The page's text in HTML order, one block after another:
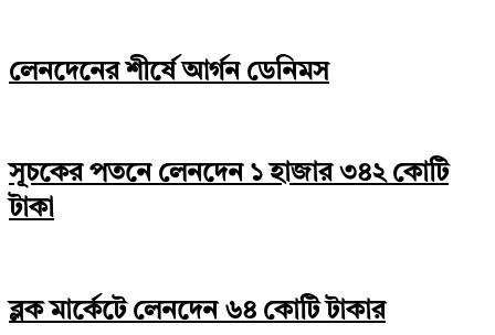
লেনদেনের শীর্ষে আর্গন ডেনিমস
সূচকের পতনে লেনদেন ১ হাজার ৩৪২ কোটি
টাকা
ব্লক মার্কেটে লেনদেন ৬৪ কোটি টাকার